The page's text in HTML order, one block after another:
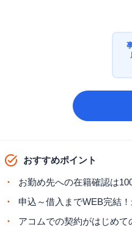
おすすめポイント
お勤め先への在籍確認は
申込～借入までWEB完結
アコムでの契約がはじめて